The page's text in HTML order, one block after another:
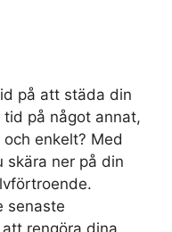
på att städa din
på något annat,
enkelt? Med
skära ner på din
senaste